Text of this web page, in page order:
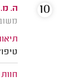
ה.
משוב: 02/04/
10